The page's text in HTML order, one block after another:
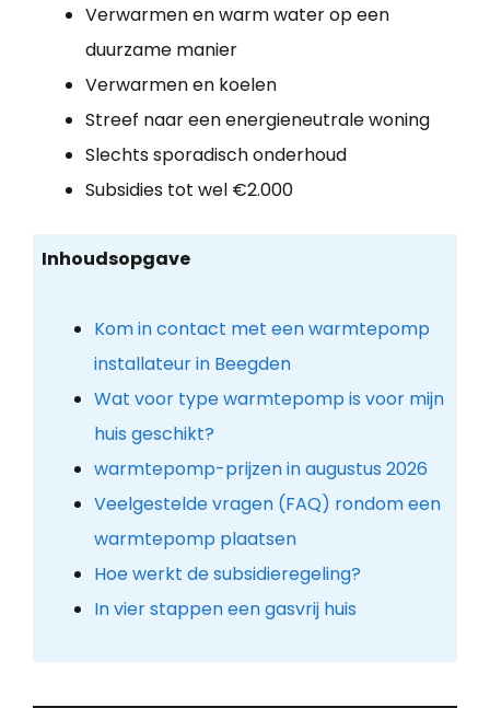
Verwarmen en warm water op een
duurzame manier
Verwarmen en koelen
Streef naar een energieneutrale woning
Slechts sporadisch onderhoud
Subsidies tot wel €2.000
Inhoudsopgave
Kom in contact met een warmtepomp
installateur in Beegden
Wat voor type warmtepomp is voor mijn
huis geschikt?
warmtepomp-prijzen in augustus 2026
Veelgestelde vragen (FAQ) rondom een
warmtepomp plaatsen
Hoe werkt de subsidieregeling?
In vier stappen een gasvrij huis